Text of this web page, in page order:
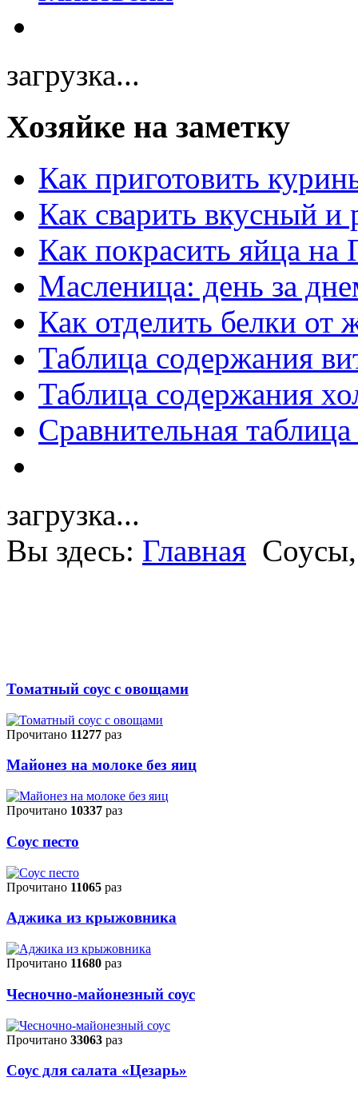
загрузка...
Хозяйке на заметку
Как приготовить
Как сварить вкусный и
Как покрасить яйца на
Масленица: день за
Как отделить белки от
Таблица содержания
Таблица содержания
Сравнительная
загрузка...
Вы здесь: Главная Соусы,
Томатный соус с овощами
Прочитано 11277 раз
Майонез на молоке без яиц
Прочитано 10337 раз
Соус песто
Прочитано 11065 раз
Аджика из крыжовника
Прочитано 11680 раз
Чесночно-майонезный соус
Прочитано 33063 раз
Соус для салата «Цезарь»